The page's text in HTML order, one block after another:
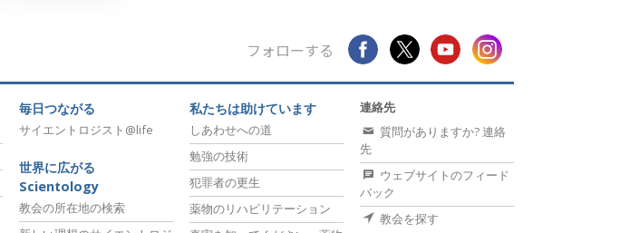
フォローする
毎日つながる
サイエントロジスト@life
世界に広がる
Scientology
教会の所在地の検索
私たちは助けています
しあわせへの道
勉強の技術
犯罪者の更生
薬物のリハビリテーション
連絡先
質問がありますか? 連絡
先
ウェブサイトのフィード
バック
教会を探す